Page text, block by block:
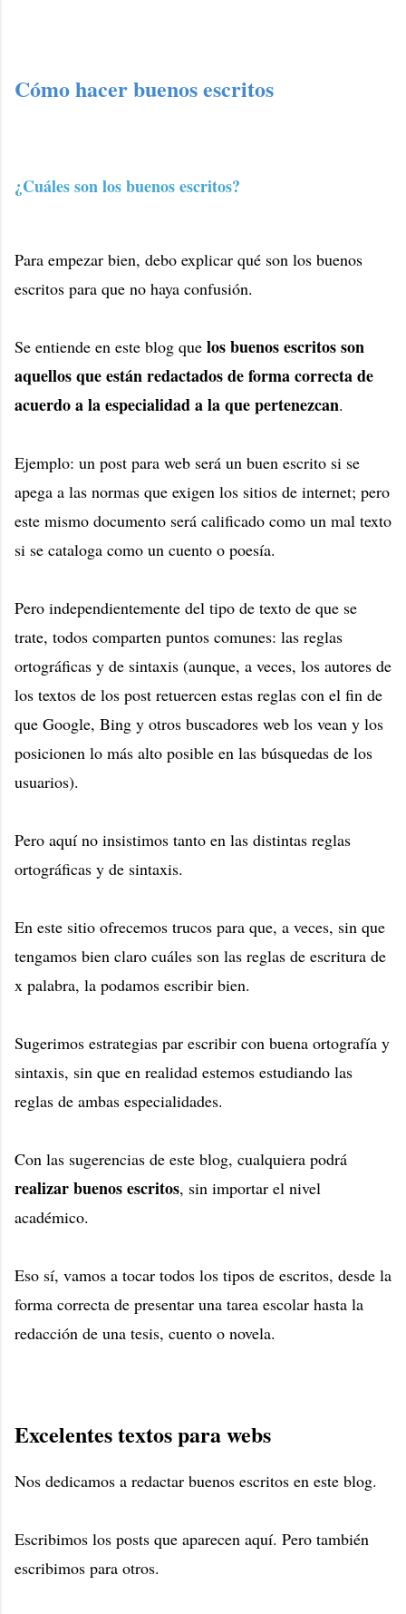
Cómo hacer buenos escritos
¿Cuáles son los buenos escritos?
Para empezar bien, debo explicar qué son los buenos
escritos para que no haya confusión.
Se entiende en este blog que los buenos escritos son
aquellos que están redactados de forma correcta de
acuerdo a la especialidad a la que pertenezcan.
Ejemplo: un post para web será un buen escrito si se
apega a las normas que exigen los sitios de internet; pero
este mismo documento será calificado como un mal texto
si se cataloga como un cuento o poesía.
Pero independientemente del tipo de texto de que se
trate, todos comparten puntos comunes: las reglas
ortográficas y de sintaxis (aunque, a veces, los autores de
los textos de los post retuercen estas reglas con el fin de
que Google, Bing y otros buscadores web los vean y los
posicionen lo más alto posible en las búsquedas de los
usuarios).
Pero aquí no insistimos tanto en las distintas reglas
ortográficas y de sintaxis.
En este sitio ofrecemos trucos para que, a veces, sin que
tengamos bien claro cuáles son las reglas de escritura de
x palabra, la podamos escribir bien.
Sugerimos estrategias par escribir con buena ortografía y
sintaxis, sin que en realidad estemos estudiando las
reglas de ambas especialidades.
Con las sugerencias de este blog, cualquiera podrá
realizar buenos escritos, sin importar el nivel
académico.
Eso sí, vamos a tocar todos los tipos de escritos, desde la
forma correcta de presentar una tarea escolar hasta la
redacción de una tesis, cuento o novela.
Excelentes textos para webs
Nos dedicamos a redactar buenos escritos en este blog.
Escribimos los posts que aparecen aquí. Pero también
escribimos para otros.